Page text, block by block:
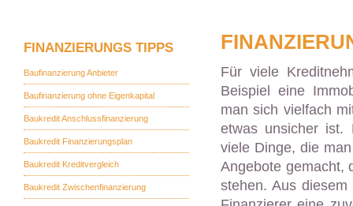
FINANZIERUNGS TIPPS
Baufinanzierung Anbieter
Baufinanzierung ohne Eigenkapital
Baukredit Anschlussfinanzierung
Baukredit Finanzierungsplan
Baukredit Kreditvergleich
Baukredit Zwischenfinanzierung
Für viele
Beispiel eine
man sich vielfach
etwas unsicher ist.
viele Dinge, die
Angebote gemacht,
stehen. Aus